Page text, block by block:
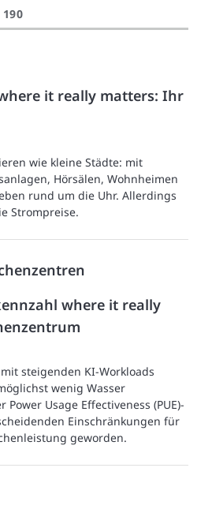
190
it really matters: Ihr
wie kleine Städte: mit
Hörsälen, Wohnheimen
rund um die Uhr. Allerdings
Strompreise.
where it really
steigenden KI-Workloads
wenig Wasser
Usage Effectiveness (PUE)-
Einschränkungen für
geworden.